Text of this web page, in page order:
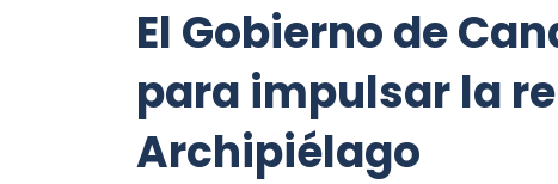
El Gobierno de
para impulsar la
Archipiélago